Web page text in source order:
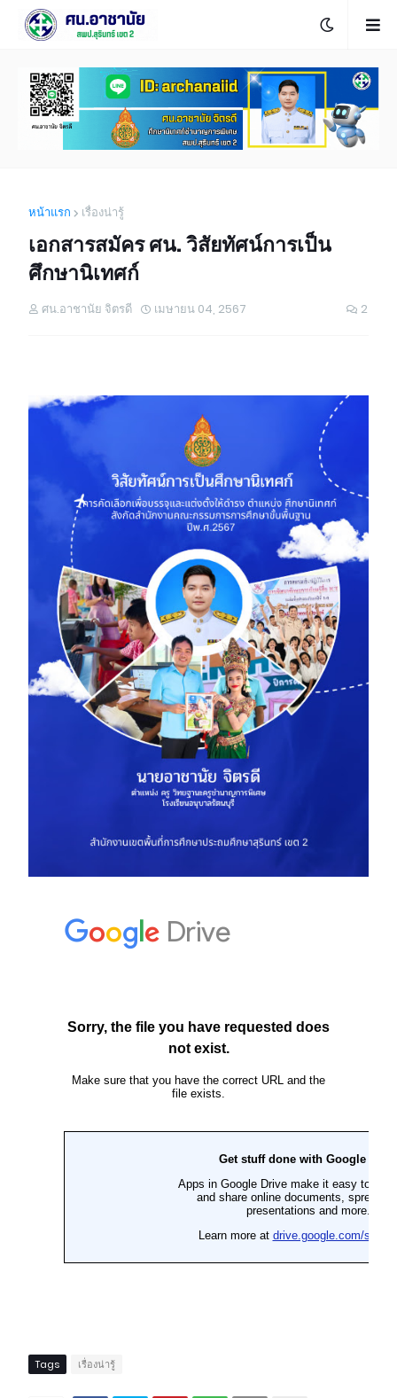
หน้าแรก เรื่องน่ารู้
เอกสารสมัคร ศน. วิสัยทัศน์การเป็น
ศึกษานิเทศก์
ศน.อาชานัย จิตรดี เมษายน 04, 2567 2
Tags เรื่องน่ารู้